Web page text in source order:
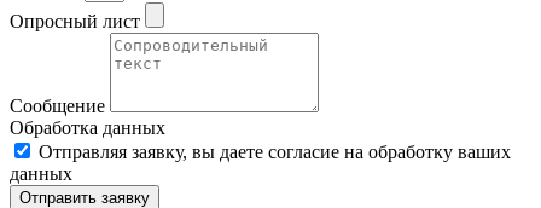
Опросный лист
Сообщение
Обработка данных
Отправляя заявку, вы даете согласие на обработку ваших
данных
Отправить заявку